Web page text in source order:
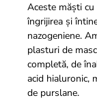
Aceste măști
îngrijirea și
nazogeniene.
plasturi de
completă, de
acid hialuronic,
de purslane.